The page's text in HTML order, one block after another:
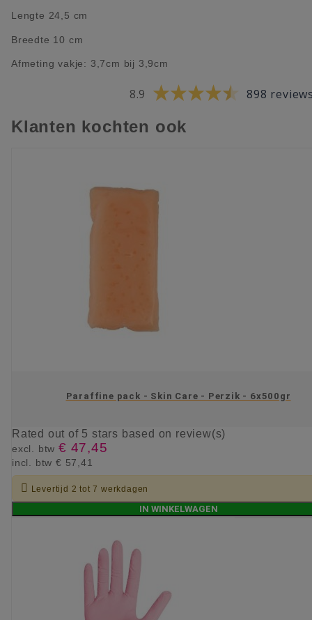
Lengte 24,5 cm
Breedte 10 cm
Afmeting vakje: 3,7cm bij 3,9cm
8.9 898
Klanten kochten ook
Paraffine pack - Skin Care - Perzik - 6x500gr
Rated out of 5 stars based on review(s)
excl. btw € 47,45
incl. btw € 57,41
 Levertijd 2 tot 7 werkdagen
IN WINKELWAGEN